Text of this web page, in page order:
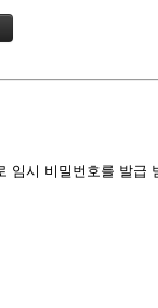
임시 비밀번호를 발급